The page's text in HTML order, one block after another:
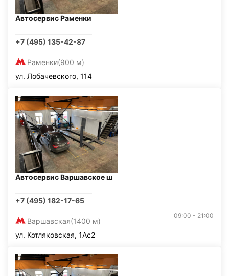
Автосервис Раменки
+7 (495) 135-42-87
Раменки(900 м)
ул. Лобачевского, 114
Автосервис Варшавское ш
+7 (495) 182-17-65
Варшавская(1400 м)
09:00 - 21:00
ул. Котляковская, 1Ас2